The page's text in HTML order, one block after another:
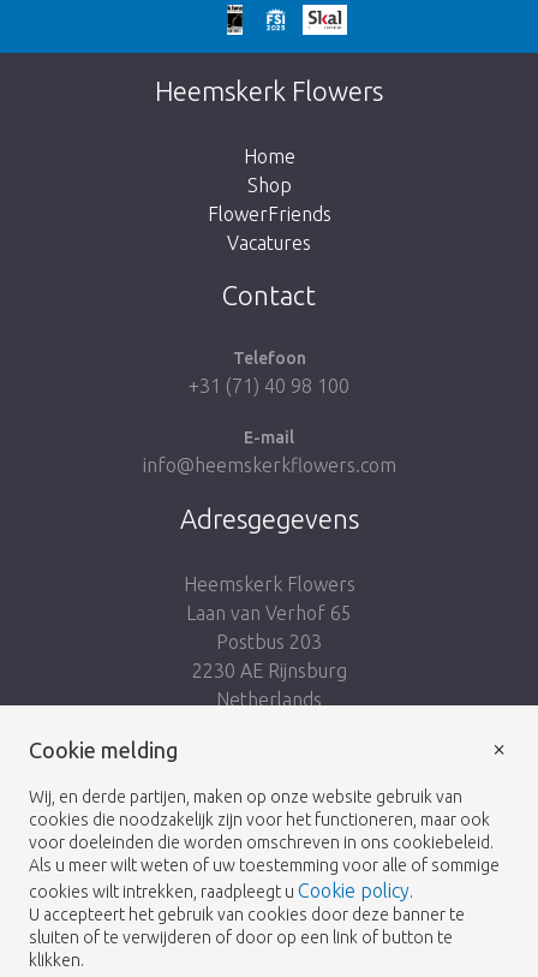
Te laat!
Dit artikel is helaas uitverkocht. Klik op de
knop hieronder om terug te gaan naar de
Breng me naar de shop
Heemskerk Flowers
Home
Shop
FlowerFriends
Vacatures
Contact
Telefoon
+31 (71) 40 98 100
E-mail
info@heemskerkflowers.com
Adresgegevens
Heemskerk Flowers
Laan van Verhof 65
Postbus 203
2230 AE Rijnsburg
Netherlands
© 2026 -Heemskerk Flowers Algemene voorwaarden
Cookie melding
Wij, en derde partijen, maken op onze website gebruik van
cookies die noodzakelijk zijn voor het functioneren, maar ook
voor doeleinden die worden omschreven in ons cookiebeleid.
Als u meer wilt weten of uw toestemming voor alle of sommige
cookies wilt intrekken, raadpleegt u Cookie policy.
U accepteert het gebruik van cookies door deze banner te
sluiten of te verwijderen of door op een link of button te
klikken.
×